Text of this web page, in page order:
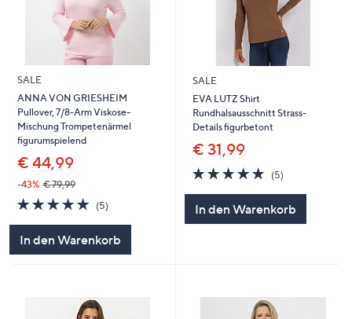
SALE
ANNA VON GRIESHEIM
Pullover, 7/8-Arm Viskose-
Mischung Trompetenärmel
figurumspielend
€ 44,99
-43% € 79,99
4.8
von
(5)5
In den Warenkorb
SALE
EVA LUTZ Shirt
Rundhalsausschnitt Strass-
Details figurbetont
€ 31,99
4.8
von
(5)5
In den Warenkorb